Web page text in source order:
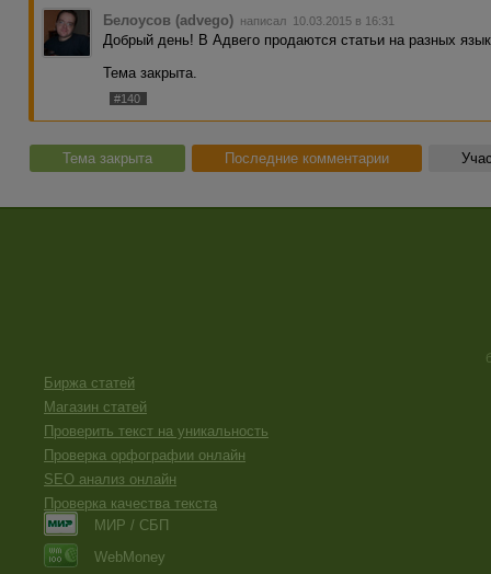
Белоусов (advego) написал 10.03.2015 в 16:31
Добрый день! В Адвего продаются статьи на разных
Тема закрыта.
#140
Тема закрыта Последние комментарии
Биржа статей
Магазин статей
Проверить текст на уникальность
Проверка орфографии онлайн
SEO анализ онлайн
Проверка качества текста
МИР / СБП
WebMoney